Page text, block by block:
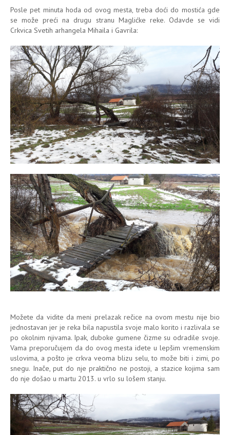
Posle pet minuta hoda od ovog mesta, treba doći do mostića gde
se može preći na drugu stranu Maglićke reke. Odavde se vidi
Crkvica Svetih arhangela Mihaila i Gavrila:
Možete da vidite da meni prelazak rečice na ovom mestu nije bio
jednostavan jer je reka bila napustila svoje malo korito i razlivala se
po okolnim njivama. Ipak, duboke gumene čizme su odradile svoje.
Vama preporučujem da do ovog mesta idete u lepšim vremenskim
uslovima, a pošto je crkva veoma blizu selu, to može biti i zimi, po
snegu. Inače, put do nje praktično ne postoji, a stazice kojima sam
do nje došao u martu 2013. u vrlo su lošem stanju.